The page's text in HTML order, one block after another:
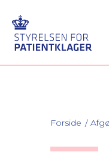
Forside